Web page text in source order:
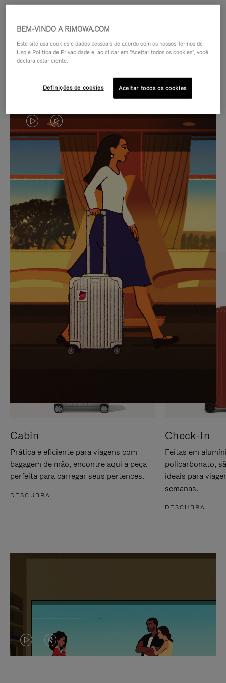
O
VÍDEO
NÃO
ESTÁ
PAUSADO,
PRESSIONE
PARA
PAUSÁ-
LO
O
VÍDEO
ESTÁ
SEM
SOM.
POR
FAVOR,
CLIQUE
PARA
ATIVÁ-
LO
SELEÇÃO DE PRESENTES CUIDADOSAMENTE
SELECIONADA
Encontre a companheira
perfeita para cada viagem
Cabin
Prática e eficiente para viagens com
bagagem de mão, encontre aqui a peça
perfeita para carregar seus pertences.
DESCUBRA
Check-In
Feitas em
policarbonato,
ideais para
semanas.
DESCUBRA
O
O
BEM-VINDO A RIMOWA.COM
Este site usa cookies e dados pessoais de acordo com os nossos Termos de
Uso e Política de Privacidade e, ao clicar em "Aceitar todos os cookies", você
declara estar ciente.
Definições de cookies Aceitar todos os cookies